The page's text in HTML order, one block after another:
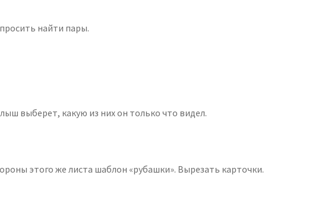
найти пары.
выберет, какую из них он только что видел.
этого же листа шаблон «рубашки». Вырезать карточки.